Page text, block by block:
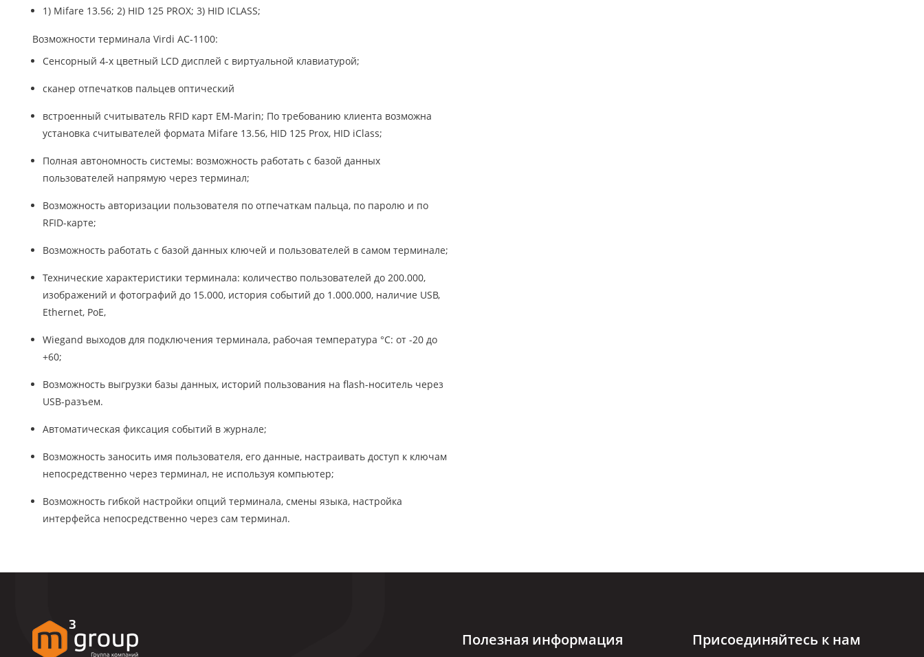
1) Mifare 13.56; 2) HID 125 PROX; 3) HID ICLASS;
Возможности терминала Virdi AC-1100:
Сенсорный 4-х цветный LCD дисплей с виртуальной клавиатурой;
сканер отпечатков пальцев оптический
встроенный считыватель RFID карт EM-Marin; По требованию клиента возможна
установка считывателей формата Mifare 13.56, HID 125 Prox, HID iClass;
Полная автономность системы: возможность работать с базой данных
пользователей напрямую через терминал;
Возможность авторизации пользователя по отпечаткам пальца, по паролю и по
RFID-карте;
Возможность работать с базой данных ключей и пользователей в самом терминале;
Технические характеристики терминала: количество пользователей до 200.000,
изображений и фотографий до 15.000, история событий до 1.000.000, наличие USB,
Ethernet, PoE,
Wiegand выходов для подключения терминала, рабочая температура °С: от -20 до
+60;
Возможность выгрузки базы данных, историй пользования на flash-носитель через
USB-разъем.
Автоматическая фиксация событий в журнале;
Возможность заносить имя пользователя, его данные, настраивать доступ к ключам
непосредственно через терминал, не используя компьютер;
Возможность гибкой настройки опций терминала, смены языка, настройка
интерфейса непосредственно через сам терминал.
Полезная информация Присоединяйтесь к нам